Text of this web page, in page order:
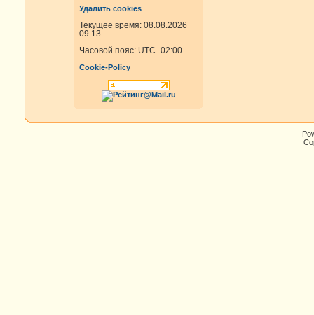
Удалить cookies
Текущее время: 08.08.2026
09:13
Часовой пояс: UTC+02:00
Cookie-Policy